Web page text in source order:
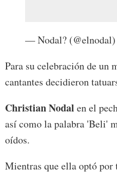
— Nodal? (@elnodal)
Para su celebración de un
cantantes decidieron
Christian Nodal en el
así como la palabra 'Beli'
oídos.
Mientras que ella optó por